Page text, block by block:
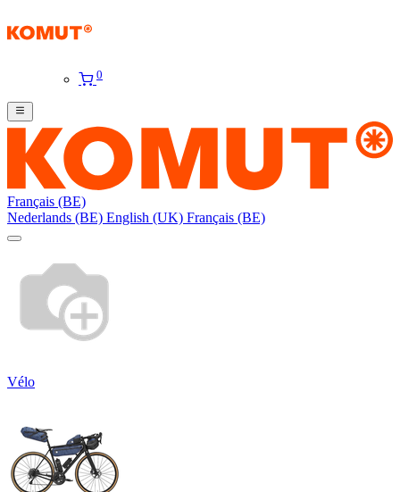
0
Français (BE)
Nederlands (BE) English (UK) Français (BE)
Vélo